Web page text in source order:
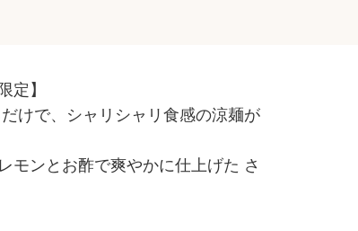
定】
けで、シャリシャリ食感の涼麺が
モンとお酢で爽やかに仕上げた さ